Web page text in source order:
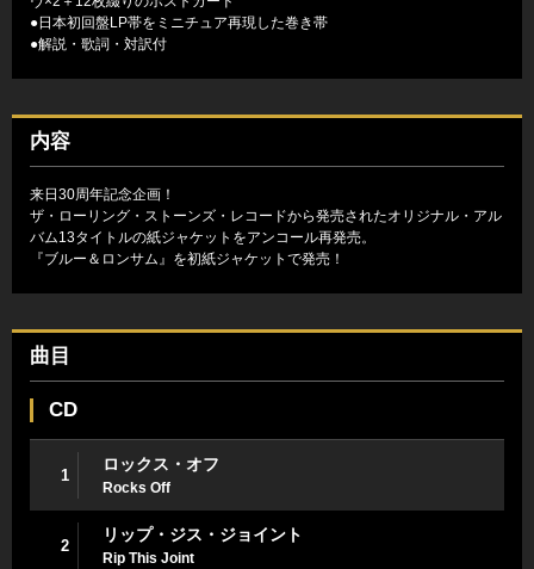
●日本初回盤LP帯をミニチュア再現した巻き帯
●解説・歌詞・対訳付
内容
来日30周年記念企画！
ザ・ローリング・ストーンズ・レコードから発売されたオリジナル・アル
バム13タイトルの紙ジャケットをアンコール再発売。
『ブルー＆ロンサム』を初紙ジャケットで発売！
曲目
CD
1
ロックス・オフ
Rocks Off
2
リップ・ジス・ジョイント
Rip This Joint